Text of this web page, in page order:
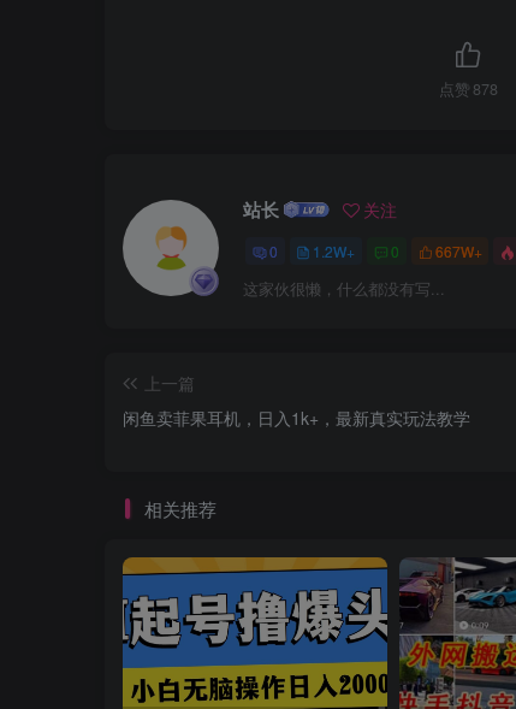
点赞 878
站长 关注
0 1.2W+ 0 667W+
这家伙很懒，什么都没有写...
上一篇
闲鱼卖菲果耳机，日入1k+，最新真实玩法教学
相关推荐